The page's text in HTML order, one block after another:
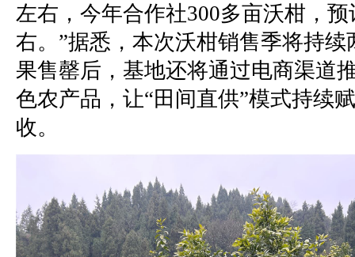
左右，今年合作社300多亩沃柑，
右。”据悉，本次沃柑销售季将持续
果售罄后，基地还将通过电商渠道
色农产品，让“田间直供”模式持续
收。